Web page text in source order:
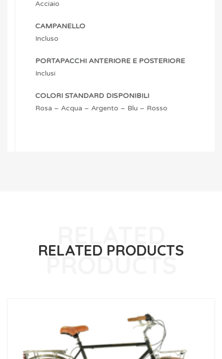
Acciaio
CAMPANELLO
Incluso
PORTAPACCHI ANTERIORE E POSTERIORE
Inclusi
COLORI STANDARD DISPONIBILI
Rosa – Acqua – Argento – Blu – Rosso
RELATED PRODUCTS